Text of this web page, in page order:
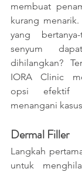
membuat
kurang
yang
senyum
dihilangkan?
IORA Clinic
opsi efektif
menangani
Dermal Filler
Langkah
untuk